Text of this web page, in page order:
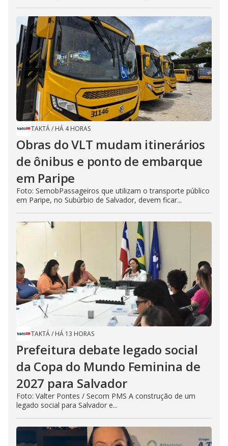
TAKTÁ/ HÁ 4 HORAS
Obras do VLT mudam itinerários
de ônibus e ponto de embarque
em Paripe
Foto: SemobPassageiros que utilizam o transporte público
em Paripe, no Subúrbio de Salvador, devem ficar...
TAKTÁ/ HÁ 13 HORAS
Prefeitura debate legado social
da Copa do Mundo Feminina de
2027 para Salvador
Foto: Valter Pontes / Secom PMS A construção de um
legado social para Salvador e...